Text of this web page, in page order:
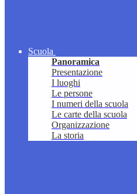
Scuola
Panoramica
Presentazione
I luoghi
Le persone
I numeri della scuola
Le carte della scuola
Organizzazione
La storia